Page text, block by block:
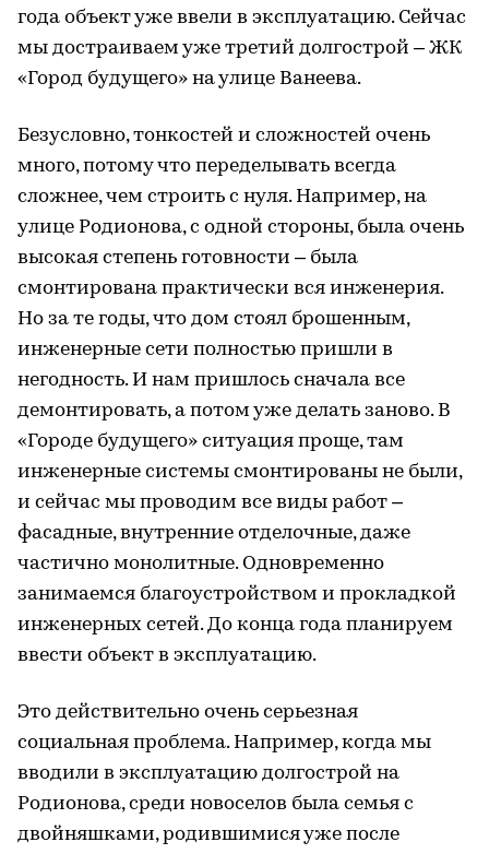
года объект уже ввели в эксплуатацию. Сейчас
мы достраиваем уже третий долгострой – ЖК
«Город будущего» на улице Ванеева.
Безусловно, тонкостей и сложностей очень
много, потому что переделывать всегда
сложнее, чем строить с нуля. Например, на
улице Родионова, с одной стороны, была очень
высокая степень готовности – была
смонтирована практически вся инженерия.
Но за те годы, что дом стоял брошенным,
инженерные сети полностью пришли в
негодность. И нам пришлось сначала все
демонтировать, а потом уже делать заново. В
«Городе будущего» ситуация проще, там
инженерные системы смонтированы не были,
и сейчас мы проводим все виды работ –
фасадные, внутренние отделочные, даже
частично монолитные. Одновременно
занимаемся благоустройством и прокладкой
инженерных сетей. До конца года планируем
ввести объект в эксплуатацию.
Это действительно очень серьезная
социальная проблема. Например, когда мы
вводили в эксплуатацию долгострой на
Родионова, среди новоселов была семья с
двойняшками, родившимися уже после